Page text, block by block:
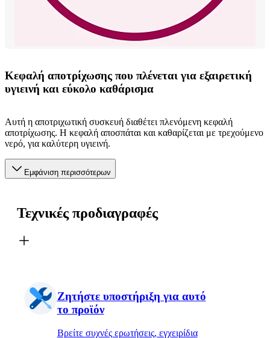
Κεφαλή αποτρίχωσης που πλένεται για εξαιρετική
υγιεινή και εύκολο καθάρισμα
Αυτή η αποτριχωτική συσκευή διαθέτει πλενόμενη κεφαλή
αποτρίχωσης. Η κεφαλή αποσπάται και καθαρίζεται με τρεχούμενο
νερό, για καλύτερη υγιεινή.
Εμφάνιση περισσότερων
Τεχνικές προδιαγραφές
Ζητήστε υποστήριξη για αυτό
το προϊόν
Βρείτε συχνές ερωτήσεις, εγχειρίδια